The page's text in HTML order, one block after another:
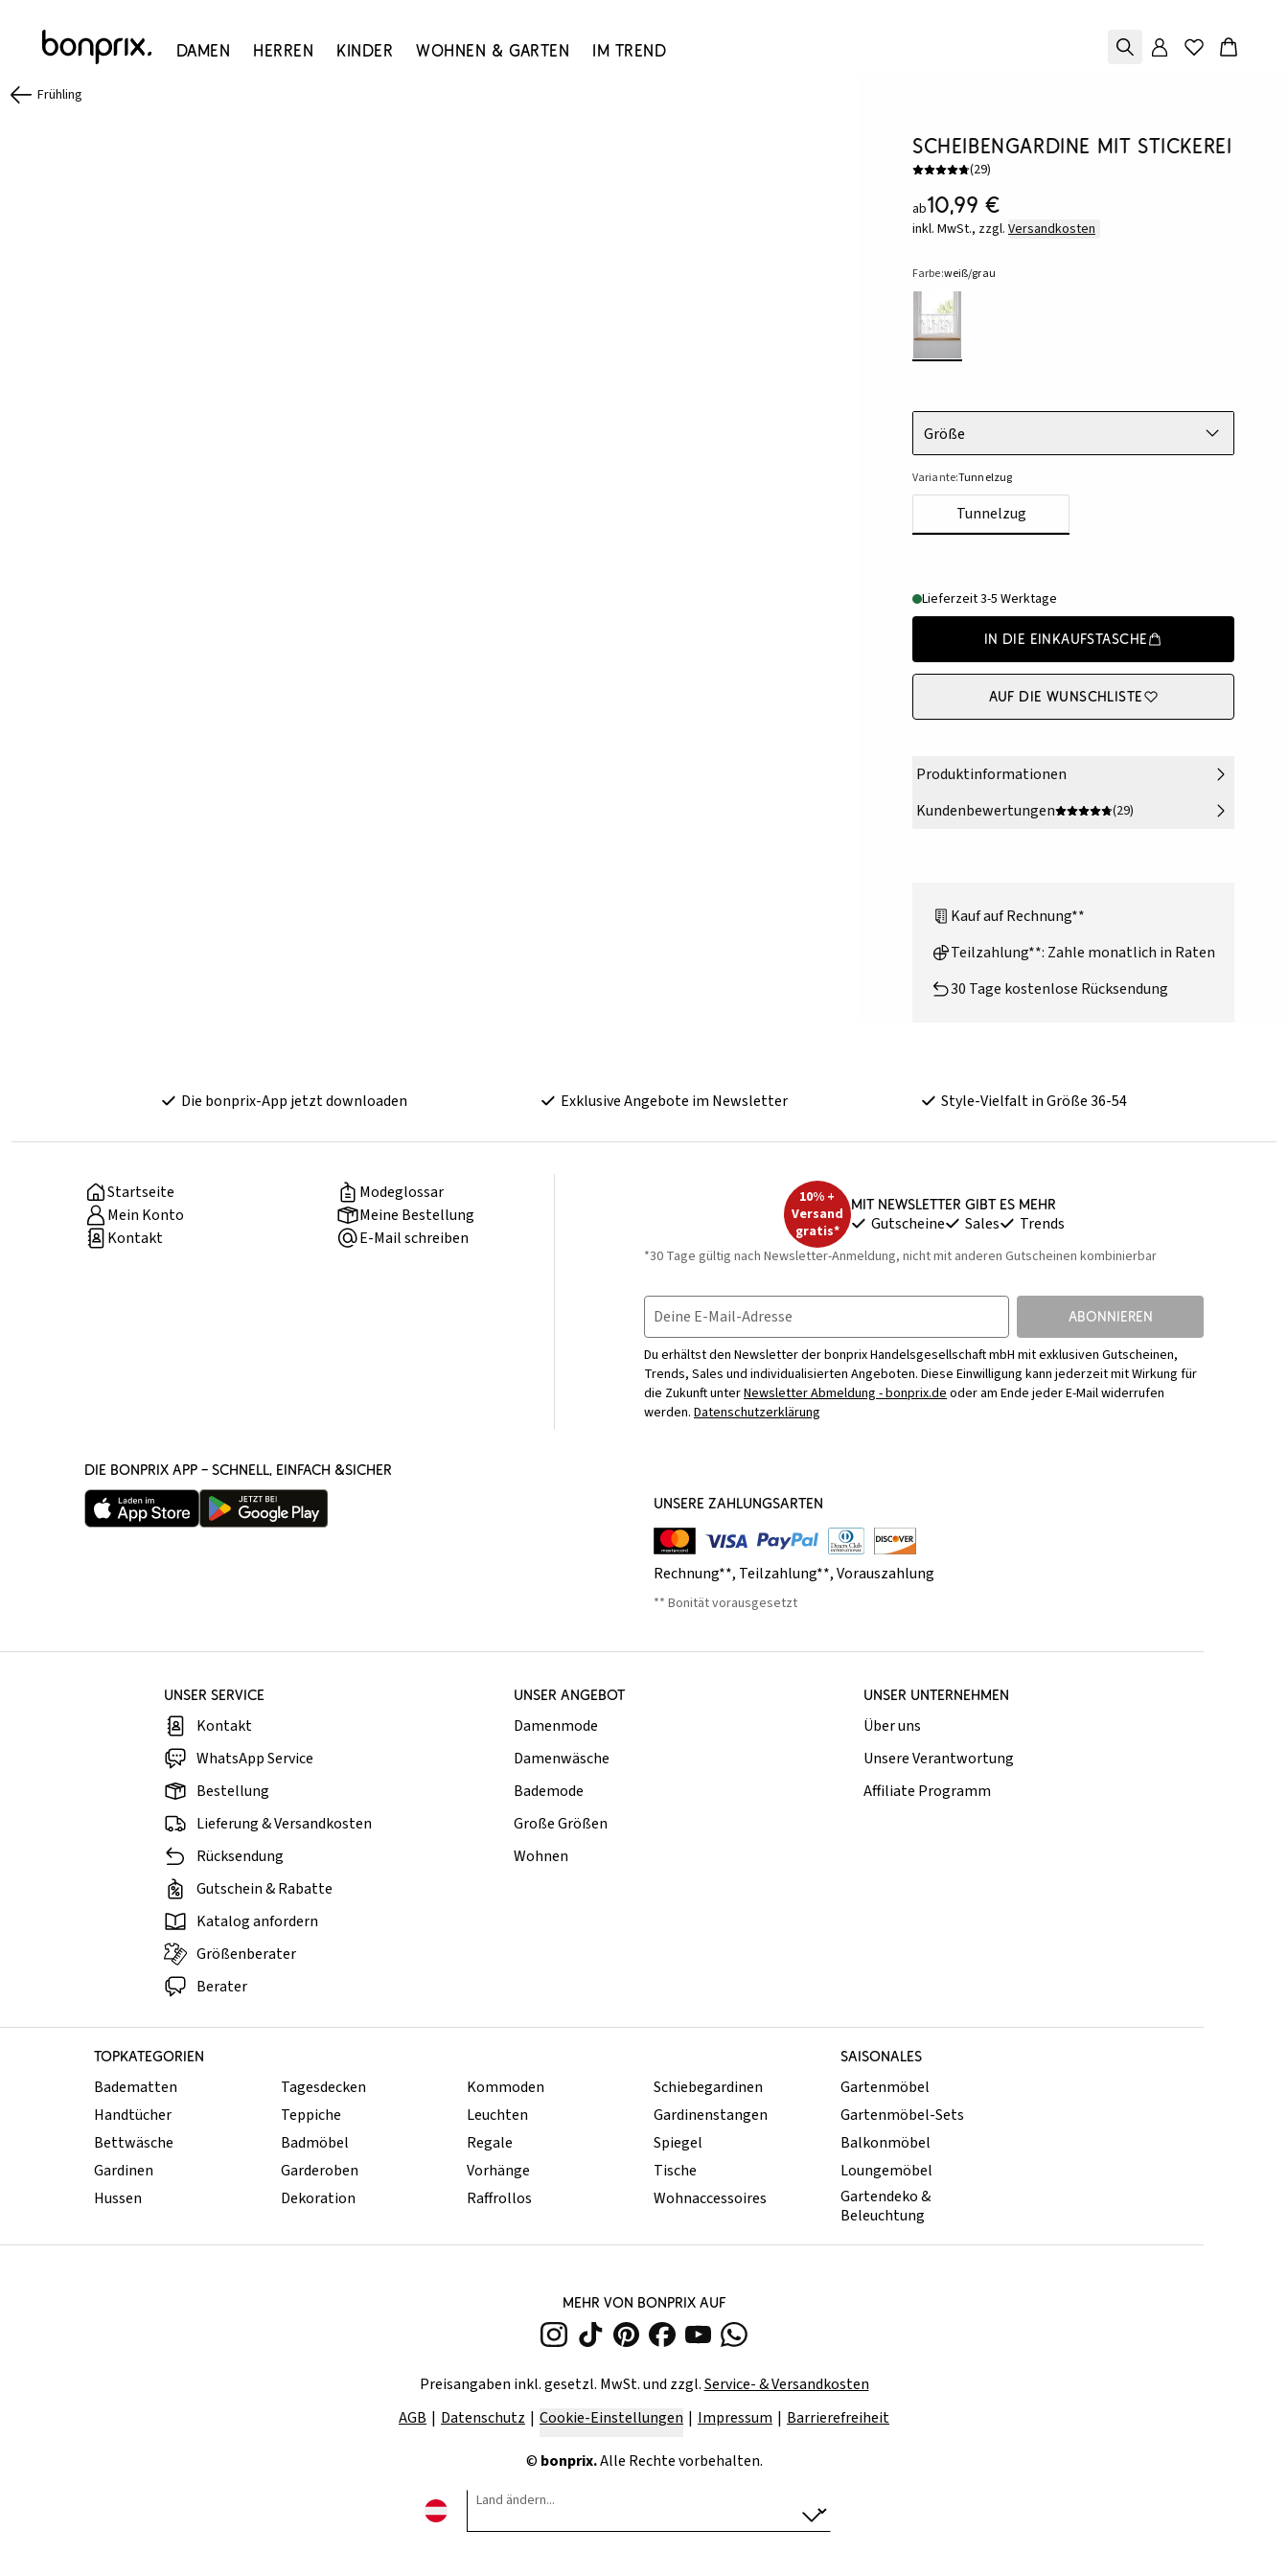
Damen Herren Kinder Wohnen & Garten Im Trend
Frühling
Scheibengardine mit Stickerei
(29)
ab10,99 €
inkl. MwSt., zzgl. Versandkosten
Farbe:weiß/grau
Größe
Variante:Tunnelzug
Tunnelzug
Lieferzeit 3-5 Werktage
In die Einkaufstasche
Auf die Wunschliste
Produktinformationen
Kundenbewertungen
(29)
Kauf auf Rechnung**
Teilzahlung**: Zahle monatlich in Raten
30 Tage kostenlose Rücksendung
Die bonprix-App jetzt downloaden Exklusive Angebote im Newsletter Style-Vielfalt in Größe 36-54
Startseite
Modeglossar
Mein Konto
Meine Bestellung
Kontakt
E-Mail schreiben
10% +
Versand
gratis*
Mit Newsletter gibt es mehr
Gutscheine Sales Trends
*30 Tage gültig nach Newsletter-Anmeldung, nicht mit anderen Gutscheinen kombinierbar
Deine E-Mail-Adresse ABONNIEREN
Du erhältst den Newsletter der bonprix Handelsgesellschaft mbH mit exklusiven Gutscheinen,
Trends, Sales und individualisierten Angeboten. Diese Einwilligung kann jederzeit mit Wirkung für
die Zukunft unterNewsletter Abmeldung - bonprix.deoder am Ende jeder E-Mail widerrufen
werden. Datenschutzerklärung
DIE BONPRIX APP – SCHNELL, EINFACH &SICHER
UNSERE ZAHLUNGSARTEN
Rechnung**, Teilzahlung**,Vorauszahlung
** Bonität vorausgesetzt
UNSER SERVICE
Kontakt
WhatsApp Service
Bestellung
Lieferung & Versandkosten
Rücksendung
Gutschein & Rabatte
Katalog anfordern
Größenberater
Berater
UNSER ANGEBOT
Damenmode
Damenwäsche
Bademode
Große Größen
Wohnen
UNSER UNTERNEHMEN
Über uns
Unsere Verantwortung
Affiliate Programm
TOPKATEGORIEN SAISONALES
Badematten
Handtücher
Bettwäsche
Gardinen
Hussen
Tagesdecken
Teppiche
Badmöbel
Garderoben
Dekoration
Kommoden
Leuchten
Regale
Vorhänge
Raffrollos
Schiebegardinen
Gardinenstangen
Spiegel
Tische
Wohnaccessoires
Gartenmöbel
Gartenmöbel-Sets
Balkonmöbel
Loungemöbel
Gartendeko &
Beleuchtung
MEHR VON BONPRIX AUF
Preisangaben inkl. gesetzl. MwSt. und zzgl.Service- & Versandkosten
AGB
Datenschutz Cookie-Einstellungen Impressum Barrierefreiheit
© bonprix.Alle Rechte vorbehalten.
Land ändern...